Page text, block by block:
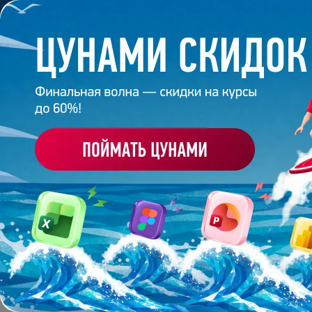
Главная/Блог/В дизайн по залёту: история 30-
5 сентября 2024 6минут 1 480
В ДИЗАЙН ПО
ЮРИСТА ИЗ ПИТЕРА
Поделиться